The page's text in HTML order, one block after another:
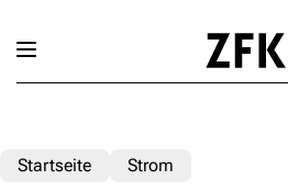
Startseite Strom